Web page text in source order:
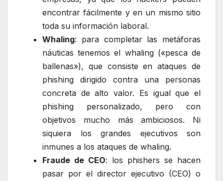
encontrar fácilmente y en un mismo sitio
toda su información laboral.
Whaling: para completar las metáforas
náuticas tenemos el whaling («pesca de
ballenas»), que consiste en ataques de
phishing dirigido contra una personas
concreta de alto valor. Es igual que el
phishing personalizado, pero con
objetivos mucho más ambiciosos. Ni
siquiera los grandes ejecutivos son
inmunes a los ataques de whaling.
Fraude de CEO: los phishers se hacen
pasar por el director ejecutivo (CEO) o